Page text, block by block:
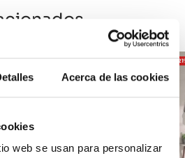
Acerca de las cookies
web se usan para personalizar
-28%OFERTA -